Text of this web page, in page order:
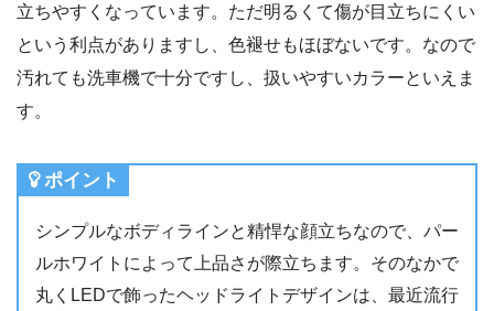
立ちやすくなっています。ただ明るくて傷が目立ちにくい
という利点がありますし、色褪せもほぼないです。なので
汚れても洗車機で十分ですし、扱いやすいカラーといえま
す。
ポイント
シンプルなボディラインと精悍な顔立ちなので、パー
ルホワイトによって上品さが際立ちます。そのなかで
丸くLEDで飾ったヘッドライトデザインは、最近流行